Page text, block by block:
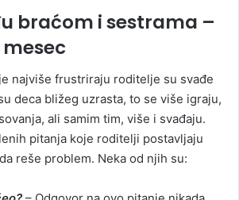
braćom i sestrama –
najviše frustriraju roditelje su svađe
deca bližeg uzrasta, to se više igraju,
ali samim tim, više i svađaju.
pitanja koje roditelji postavljaju
reše problem. Neka od njih su: